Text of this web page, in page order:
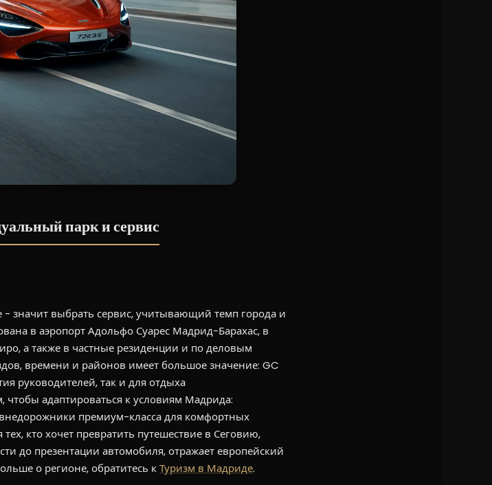
парк и сервис
значит выбрать сервис, учитывающий темп города и
в аэропорт Адольфо Суарес Мадрид-Барахас, в
а также в частные резиденции и по деловым
времени и районов имеет большое значение: GC
руководителей, так и для отдыха
адаптироваться к условиям Мадрида:
премиум-класса для комфортных
кто хочет превратить путешествие в Сеговию,
до презентации автомобиля, отражает европейский
о регионе, обратитесь кТуризм в Мадриде.